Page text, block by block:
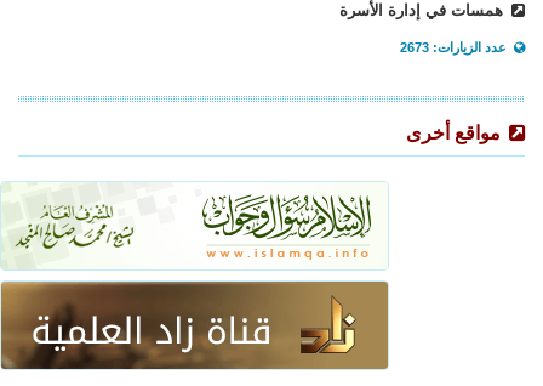
همسات في إدارة الأسرة
عدد الزيارات: 2673
مواقع أخرى